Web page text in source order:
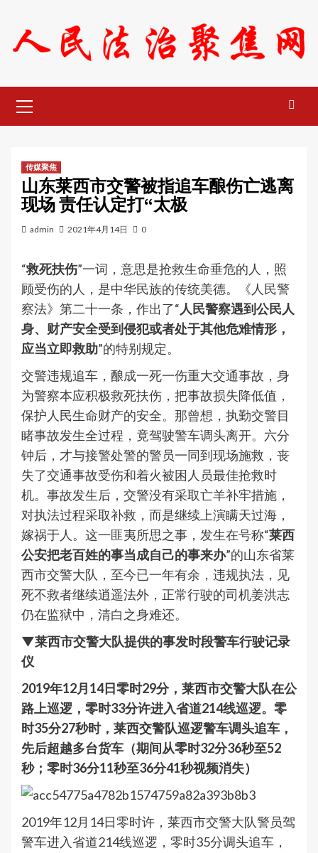
content
Menu
传媒聚焦
山东莱西市交警被指追车酿伤亡逃离
现场 责任认定打“太极
admin 2021年4月14日 0
“救死扶伤”一词，意思是抢救生命垂危的人，照
顾受伤的人，是中华民族的传统美德。《人民警
察法》第二十一条，作出了“人民警察遇到公民人
身、财产安全受到侵犯或者处于其他危难情形，
应当立即救助”的特别规定。
交警违规追车，酿成一死一伤重大交通事故，身
为警察本应积极救死扶伤，把事故损失降低值，
保护人民生命财产的安全。那曾想，执勤交警目
睹事故发生全过程，竟驾驶警车调头离开。六分
钟后，才与接警处警的警员一同到现场施救，丧
失了交通事故受伤和着火被困人员最佳抢救时
机。事故发生后，交警没有采取亡羊补牢措施，
对执法过程采取补救，而是继续上演瞒天过海，
嫁祸于人。这一匪夷所思之事，发生在号称“莱西
公安把老百姓的事当成自己的事来办”的山东省莱
西市交警大队，至今已一年有余，违规执法，见
死不救者继续逍遥法外，正常行驶的司机姜洪志
仍在监狱中，清白之身难还。
▼莱西市交警大队提供的事发时段警车行驶记录
仪
2019年12月14日零时29分，莱西市交警大队在公
路上巡逻，零时33分许进入省道214线巡逻。零
时35分27秒时，莱西交警队巡逻警车调头追车，
先后超越多台货车（期间从零时32分36秒至52
秒；零时36分11秒至36分41秒视频消失）
2019年12月14日零时许，莱西市交警大队警员驾
警车进入省道214线巡逻，零时35分调头追车，